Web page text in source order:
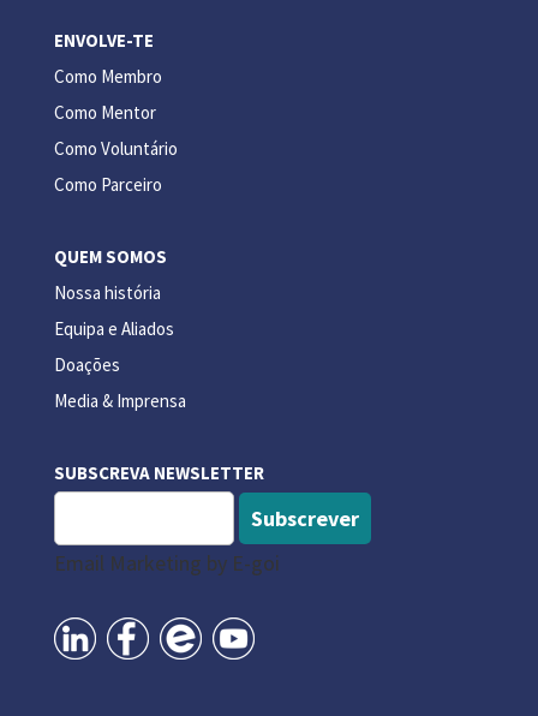
ENVOLVE-TE
Como Membro
Como Mentor
Como Voluntário
Como Parceiro
QUEM SOMOS
Nossa história
Equipa e Aliados
Doações
Media & Imprensa
SUBSCREVA NEWSLETTER
Subscrever
Email Marketing by E-goi